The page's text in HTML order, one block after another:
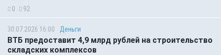
0 92
30.07.2026 16:00 Деньги
ВТБ предоставит 4,9 млрд рублей на строительство
складских комплексов